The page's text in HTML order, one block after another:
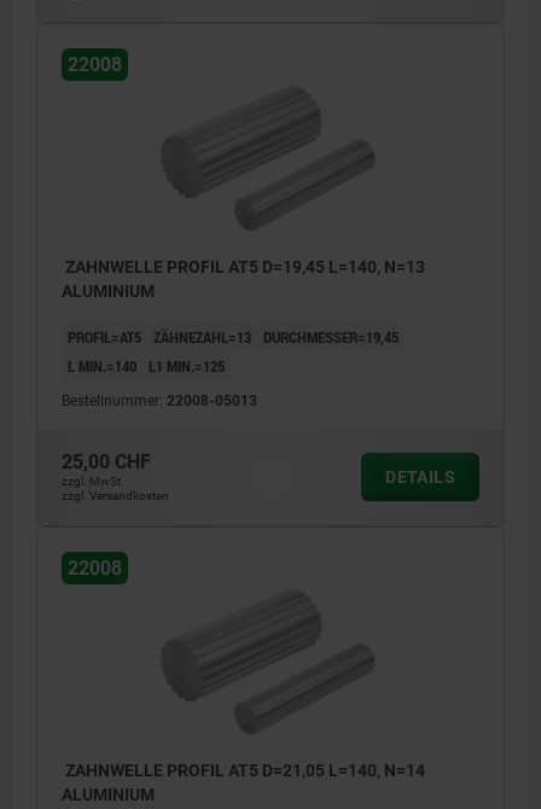
22008
ZAHNWELLE PROFIL AT5 D=19,45 L=140, N=13
ALUMINIUM
PROFIL=AT5 ZÄHNEZAHL=13
DURCHMESSER=19,45
L MIN.=140
L1 MIN.=125
Bestellnummer: 22008-05013
25,00 CHF
zzgl. MwSt.
zzgl. Versandkosten
DETAILS
22008
ZAHNWELLE PROFIL AT5 D=21,05 L=140, N=14
ALUMINIUM